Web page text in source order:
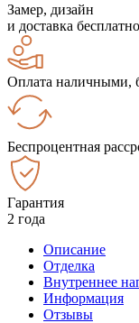
Замер, дизайн
и доставка бесплатно
Оплата наличными,
Беспроцентная
Гарантия
2 года
Описание
Отделка
Внутреннее
Информация
Отзывы